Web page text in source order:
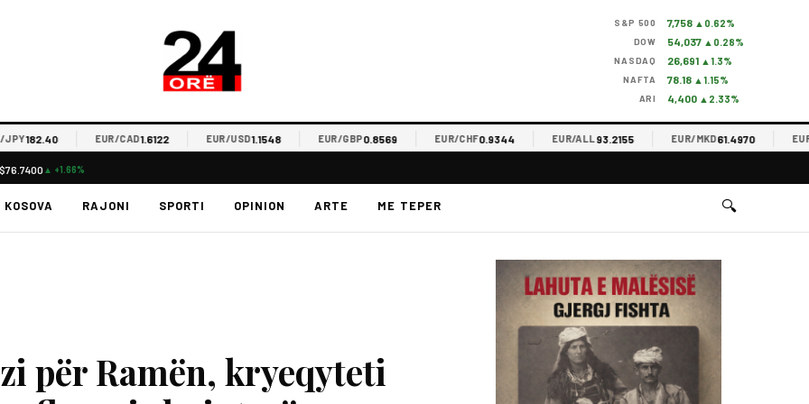
S&P 500 7,758 ▲0.62%
DOW 54,037 ▲0.28%
NASDAQ 26,691 ▲1.3%
NAFTA 78.18 ▲1.15%
ARI 4,400 ▲2.33%
182.40 EUR/CAD1.6122 EUR/USD1.1548 EUR/GBP0.8569 EUR/CHF0.9344 EUR/ALL93.2155 EUR/MKD61.4970 EUR/
$76.7400 ▲ +1.66%
KOSOVA RAJONI SPORTI OPINION ARTE ME TEPER 🔍
për Ramën, kryeqyteti